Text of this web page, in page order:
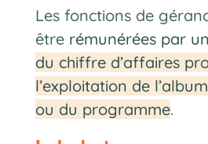
Les fonctions de
être rémunérées par
du chiffre d’affaires
l’exploitation de
ou du programme.